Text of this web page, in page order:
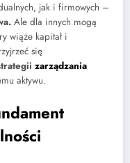
jak i firmowych –
Ale dla innych mogą
wiąże kapitał i
się
zarządzania
aktywu.